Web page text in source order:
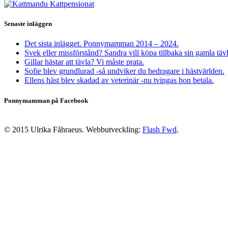
Senaste inläggen
Det sista inlägget. Ponnymamman 2014 – 2024.
Svek eller missförstånd? Sandra vill köpa tillbaka sin gamla
Gillar hästar att tävla? Vi måste prata.
Sofie blev grundlurad -så undviker du bedragare i hästvärlden.
Ellens häst blev skadad av veterinär -nu tvingas hon betala.
Ponnymamman på Facebook
© 2015 Ulrika Fåhraeus. Webbutveckling: Flash Fwd.